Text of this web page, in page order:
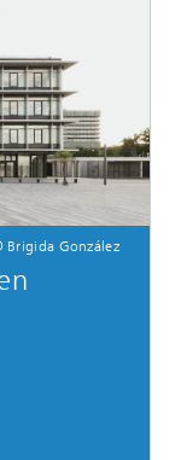
Brigida González